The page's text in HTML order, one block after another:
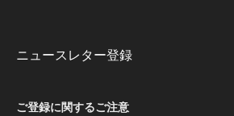
ニュースレター登録
ご登録に関するご注意